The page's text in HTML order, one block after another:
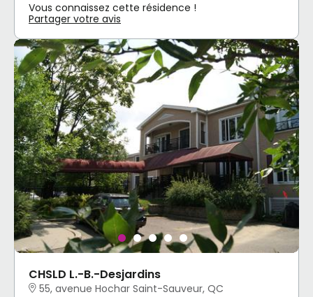
Vous connaissez cette résidence !
Partager votre avis
CHSLD L.-B.-Desjardins
55, avenue Hochar Saint-Sauveur, QC